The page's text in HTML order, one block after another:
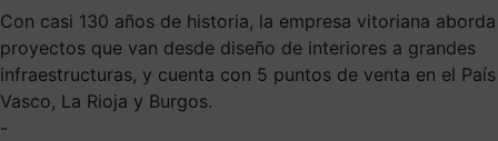
Con casi 130 años de historia, la empresa vitoriana aborda
proyectos que van desde diseño de interiores a grandes
infraestructuras, y cuenta con 5 puntos de venta en el País
Vasco, La Rioja y Burgos.
-